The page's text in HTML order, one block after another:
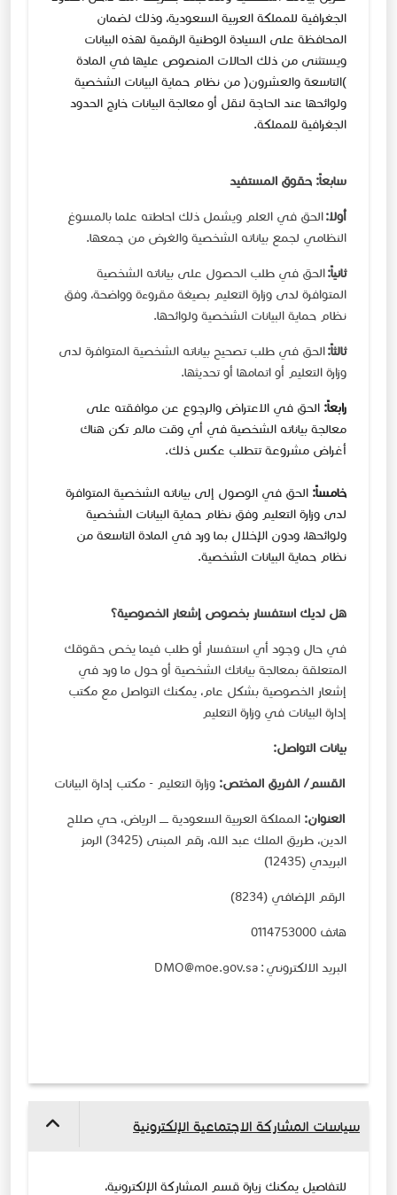
الجغرافية للمملكة العربية السعودية، وذلك لضمان
المحافظة على السيادة الوطنية الرقمية لهذه البيانات
ويستثنى من ذلك الحالات المنصوص عليها في المادة
)التاسعة والعشرون( من نظام حماية البيانات الشخصية
ولوائحها عند الحاجة لنقل أو معالجة البيانات خارج الحدود
الجغرافية للمملكة.​
سابعاً: حقوق المستفيد
أولا:الحق في العلم ويشمل ذلك احاطته علما بالمسوغ
النظامي لجمع بياناته الشخصية والغرض من جمعها.​
ثانياً:الحق في طلب الحصول على بياناته الشخصية
المتوافرة لدى وزارة التعليم بصيغة مقروءة وواضحة، وفق
نظام حماية البيانات الشخصية ولوائحها.​
ثالثاً:الحق في طلب تصحيح بياناته الشخصية المتوافرة لدى
وزارة التعليم أو اتمامها أو تحديثها.​
رابعاً: الحق في الاعتراض والرجوع عن موافقته على
معالجة بياناته الشخصية في أي وقت مالم تكن هناك
أغراض مشروعة تتطلب عكس ذلك.
خامساً: الحق في الوصول إلى بياناته الشخصية المتوافرة
لدى وزارة التعليم وفق نظام حماية البيانات الشخصية
ولوائحها، ودون الإخلال بما ورد في المادة التاسعة من
نظام حماية البيانات الشخصية.
هل لديك استفسار بخصوص إشعار الخصوصية؟​
في حال وجود أي استفسار أو طلب فيما يخص حقوقك
المتعلقة بمعالجة بياناتك الشخصية أو حول ما ورد في
إشعار الخصوصية بشكل عام، يمكنك التواصل مع مكتب
إدارة البيانات في وزارة التعليم
بيانات التواصل:
القسم/ الفريق المختص: وزارة التعليم - مكتب إدارة البيانات
العنوان: المملكة العربية السعودية ـــــ الرياض، حي صلاح
الدين، طريق الم​لك عبد الله، رقم المبنى (3425) الرمز
البريدي (12435)
الرقم الإضافي (8234)
هاتف 0114753000
البريد الالكتروني ​: DMO@moe.gov.sa
سياسات المشاركة الاجتماعية الإلكترونية
للتفاصيل يمكنك زيارة قسم المشاركة الإلكترونية،